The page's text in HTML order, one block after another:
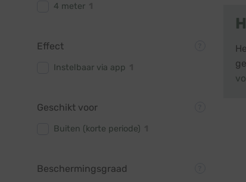
4 meter
Effect
Instelbaar via app
Geschikt voor
Buiten (korte periode)
Beschermingsgraad